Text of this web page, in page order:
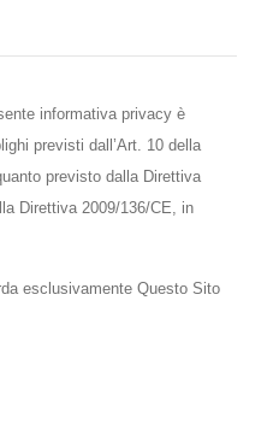
informativa privacy è
previsti dall’Art. 10 della
previsto dalla Direttiva
Direttiva 2009/136/CE, in
esclusivamente Questo Sito